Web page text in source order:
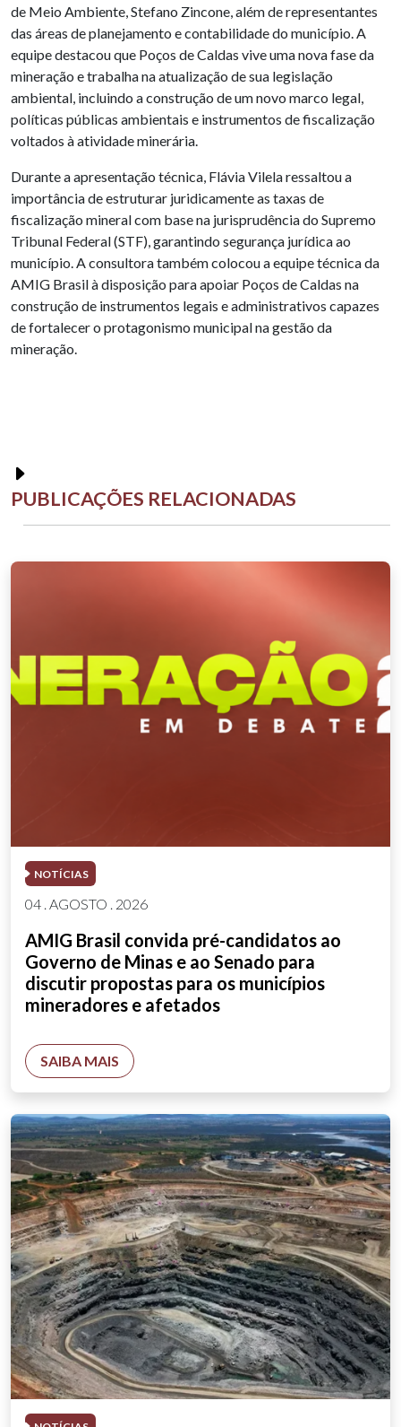
de Meio Ambiente, Stefano Zincone, além de representantes
das áreas de planejamento e contabilidade do município. A
equipe destacou que Poços de Caldas vive uma nova fase da
mineração e trabalha na atualização de sua legislação
ambiental, incluindo a construção de um novo marco legal,
políticas públicas ambientais e instrumentos de fiscalização
voltados à atividade minerária.
Durante a apresentação técnica, Flávia Vilela ressaltou a
importância de estruturar juridicamente as taxas de
fiscalização mineral com base na jurisprudência do Supremo
Tribunal Federal (STF), garantindo segurança jurídica ao
município. A consultora também colocou a equipe técnica da
AMIG Brasil à disposição para apoiar Poços de Caldas na
construção de instrumentos legais e administrativos capazes
de fortalecer o protagonismo municipal na gestão da
mineração.
PUBLICAÇÕES RELACIONADAS
NOTÍCIAS
04 . AGOSTO . 2026
AMIG Brasil convida pré-candidatos ao
Governo de Minas e ao Senado para
discutir propostas para os municípios
mineradores e afetados
SAIBA MAIS